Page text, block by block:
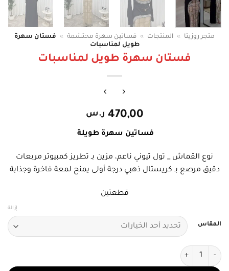
متجر روزيتا » المنتجات » فساتين سهرة محتشمة »
فستان سهرة
طويل لمناسبات
فستان سهرة طويل لمناسبات
470,00 ر.س
فساتين سهرة طويلة
نوع القماش _ تول تيوني ناعم، مزين بـ تطريز كمبيوتر مربعات
دقيق مرصع بـ كريستال ذهبي درجة أولى يمنح لمعة فاخرة وجذابة
قطعتين
المقاس
إزالة
كمية فستان سهرة طويل لمناسبات